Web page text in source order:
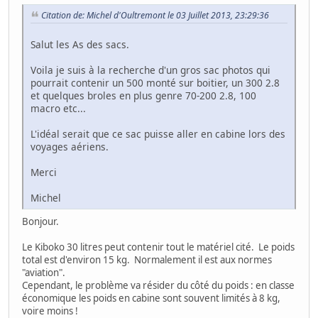
Citation de: Michel d'Oultremont le 03 Juillet 2013, 23:29:36
Salut les As des sacs.
Voila je suis à la recherche d'un gros sac photos qui
pourrait contenir un 500 monté sur boitier, un 300 2.8
et quelques broles en plus genre 70-200 2.8, 100
macro etc...
L'idéal serait que ce sac puisse aller en cabine lors des
voyages aériens.
Merci
Michel
Bonjour.
Le Kiboko 30 litres peut contenir tout le matériel cité. Le poids
total est d'environ 15 kg. Normalement il est aux normes
"aviation".
Cependant, le problème va résider du côté du poids : en classe
économique les poids en cabine sont souvent limités à 8 kg,
voire moins !